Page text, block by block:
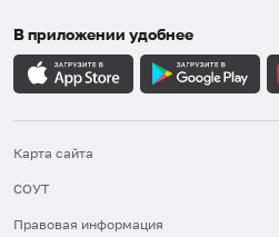
В приложении удобнее
Карта сайта
СОУТ
Правовая информация